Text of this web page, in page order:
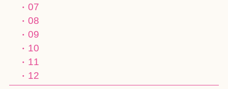
07
08
09
10
11
12